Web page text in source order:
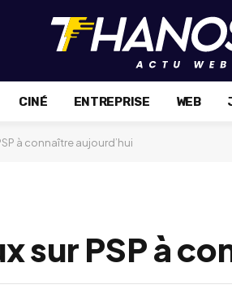
CINÉ ENTREPRISE WEB
à connaître aujourd’hui
sur PSP à